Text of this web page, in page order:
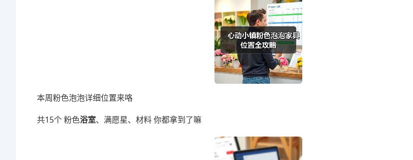
本周粉色泡泡详细位置来咯
共15个 粉色浴室、满愿星、材料 你都拿到了嘛